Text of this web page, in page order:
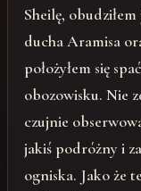
Sheilę,
ducha Aramisa
położyłem się
obozowisku. Nie
czujnie
jakiś podróżny i
ogniska. Jako że